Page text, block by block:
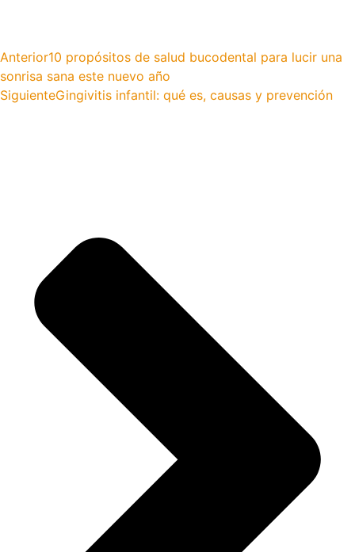
Anterior10 propósitos de salud bucodental para lucir una
sonrisa sana este nuevo año
SiguienteGingivitis infantil: qué es, causas y prevención